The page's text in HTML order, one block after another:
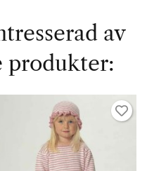
av
produkter: